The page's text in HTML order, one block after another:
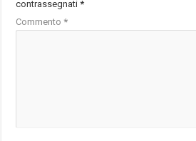
contrassegnati*
Commento*